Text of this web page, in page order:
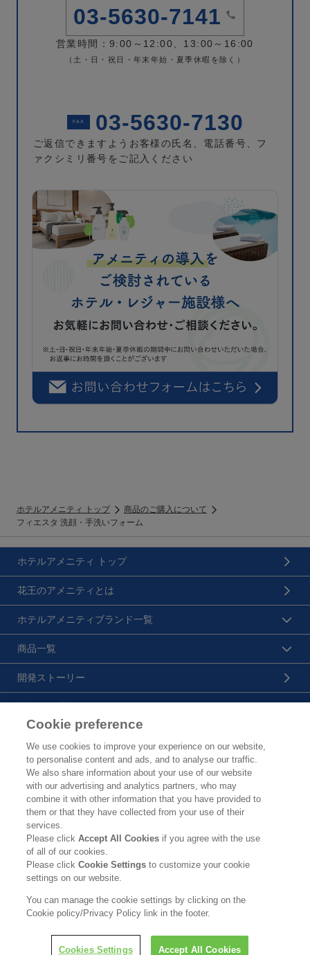
03-5630-7141
営業時間：9:00～12:00、13:00～16:00
（土・日・祝日・年末年始・夏季休暇を除く）
FAX 03-5630-7130
ご返信できますようお客様の氏名、電話番号、 フ
ァクシミリ番号をご記入ください
ホテルアメニティ トップ
商品のご購入について
フィエスタ 洗顔・手洗いフォーム
ホテルアメニティ トップ
花王のアメニティとは
ホテルアメニティブランド一覧
商品一覧
開発ストーリー
トップ
製品カタログ
企業情報
ご利用条件
個人情報保護方針
ソーシャルメディアポリシー
Cookie preference
We use cookies to improve your experience on our website,
to personalise content and ads, and to analyse our traffic.
We also share information about your use of our website
with our advertising and analytics partners, who may
combine it with other information that you have provided to
them or that they have collected from your use of their
services.
Please clickAccept All Cookies if you agree with the use
of all of our cookies.
Please clickCookie Settingsto customize your cookie
settings on our website.
You can manage the cookie settings by clicking on the
Cookie policy/Privacy Policy link in the footer.
Cookies Settings Accept All Cookies